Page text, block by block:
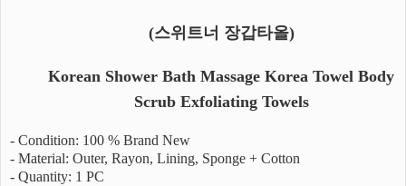
(스위트너 장갑타올)
Korean Shower Bath Massage Korea Towel Body
Scrub Exfoliating Towels
- Condition: 100 % Brand New
- Material: Outer, Rayon, Lining, Sponge + Cotton
- Quantity: 1 PC